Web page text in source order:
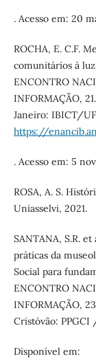
. Acesso em: 20
ROCHA, E. C.F.
comunitários à
ENCONTRO
INFORMAÇÃO,
Janeiro: IBICT/
https://
. Acesso em: 5
ROSA, A. S.
Uniasselvi, 2021.
SANTANA, S.R.
práticas da
Social para
ENCONTRO
INFORMAÇÃO,
Cristóvão: PPGCI
Disponível em: